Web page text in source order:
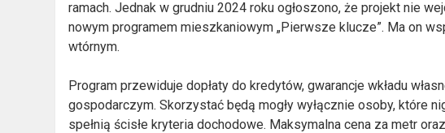
ramach. Jednak w grudniu 2024 roku ogłoszono, że projekt nie
nowym programem mieszkaniowym „Pierwsze klucze”. Ma on
wtórnym.
Program przewiduje dopłaty do kredytów, gwarancje wkładu
gospodarczym. Skorzystać będą mogły wyłącznie osoby, które
spełnią ścisłe kryteria dochodowe. Maksymalna cena za metr